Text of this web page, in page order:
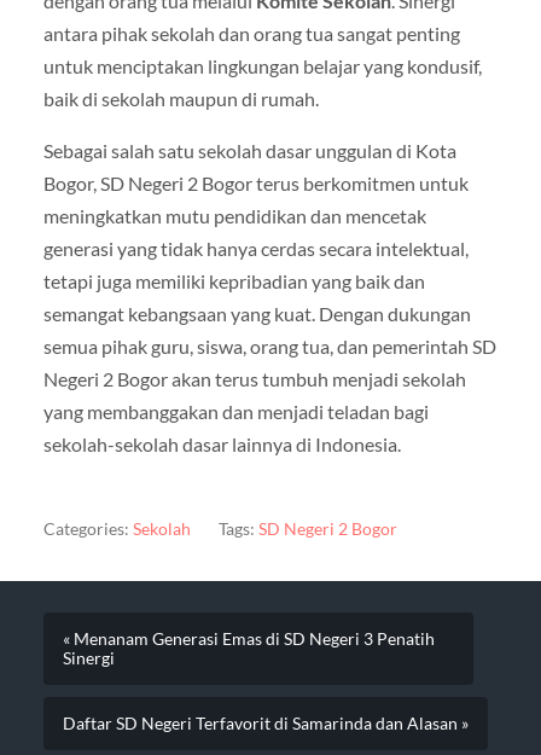
antara pihak sekolah dan orang tua sangat penting
untuk menciptakan lingkungan belajar yang kondusif,
baik di sekolah maupun di rumah.
Sebagai salah satu sekolah dasar unggulan di Kota
Bogor, SD Negeri 2 Bogor terus berkomitmen untuk
meningkatkan mutu pendidikan dan mencetak
generasi yang tidak hanya cerdas secara intelektual,
tetapi juga memiliki kepribadian yang baik dan
semangat kebangsaan yang kuat. Dengan dukungan
semua pihak guru, siswa, orang tua, dan pemerintah SD
Negeri 2 Bogor akan terus tumbuh menjadi sekolah
yang membanggakan dan menjadi teladan bagi
sekolah-sekolah dasar lainnya di Indonesia.
Categories: Sekolah Tags: SD Negeri 2 Bogor
« Menanam Generasi Emas di SD Negeri 3 Penatih
Sinergi
Daftar SD Negeri Terfavorit di Samarinda dan Alasan »